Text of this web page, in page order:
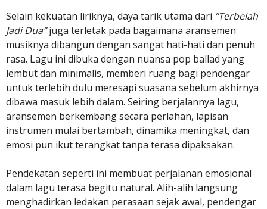
Selain kekuatan liriknya, daya tarik utama dari “Terbelah
Jadi Dua”juga terletak pada bagaimana aransemen
musiknya dibangun dengan sangat hati-hati dan penuh
rasa. Lagu ini dibuka dengan nuansa pop ballad yang
lembut dan minimalis, memberi ruang bagi pendengar
untuk terlebih dulu meresapi suasana sebelum akhirnya
dibawa masuk lebih dalam. Seiring berjalannya lagu,
aransemen berkembang secara perlahan, lapisan
instrumen mulai bertambah, dinamika meningkat, dan
emosi pun ikut terangkat tanpa terasa dipaksakan.
Pendekatan seperti ini membuat perjalanan emosional
dalam lagu terasa begitu natural. Alih-alih langsung
menghadirkan ledakan perasaan sejak awal, pendengar